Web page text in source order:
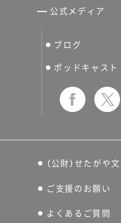
分館スケジュー
せたおん
せたがやアーツ
友の会
公式メディア
ブログ
ポッドキャスト
（公財）せたがや
ご支援のお願い
よくあるご質問